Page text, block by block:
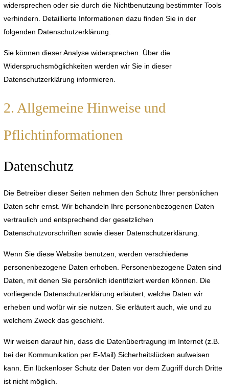
widersprechen oder sie durch die Nichtbenutzung bestimmter Tools
verhindern. Detaillierte Informationen dazu finden Sie in der
folgenden Datenschutzerklärung.
Sie können dieser Analyse widersprechen. Über die
Widerspruchsmöglichkeiten werden wir Sie in dieser
Datenschutzerklärung informieren.
2. Allgemeine Hinweise und
Pflichtinformationen
Datenschutz
Die Betreiber dieser Seiten nehmen den Schutz Ihrer persönlichen
Daten sehr ernst. Wir behandeln Ihre personenbezogenen Daten
vertraulich und entsprechend der gesetzlichen
Datenschutzvorschriften sowie dieser Datenschutzerklärung.
Wenn Sie diese Website benutzen, werden verschiedene
personenbezogene Daten erhoben. Personenbezogene Daten sind
Daten, mit denen Sie persönlich identifiziert werden können. Die
vorliegende Datenschutzerklärung erläutert, welche Daten wir
erheben und wofür wir sie nutzen. Sie erläutert auch, wie und zu
welchem Zweck das geschieht.
Wir weisen darauf hin, dass die Datenübertragung im Internet (z.B.
bei der Kommunikation per E-Mail) Sicherheitslücken aufweisen
kann. Ein lückenloser Schutz der Daten vor dem Zugriff durch Dritte
ist nicht möglich.